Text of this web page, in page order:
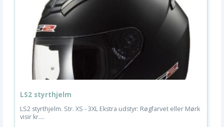
LS2 styrthjelm
LS2 styrthjelm. Str. XS - 3XL Ekstra udstyr: Røgfarvet eller Mørk
visir kr....